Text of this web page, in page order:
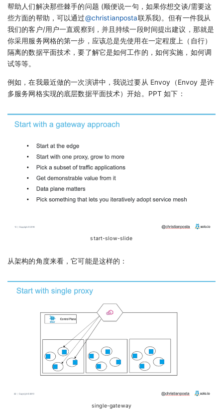
帮助人们解决那些棘手的问题 (顺便说一句，如果你想交谈/需要这
些方面的帮助，可以通过@christianposta联系我)。但有一件我从
我们的客户/用户一直观察到，并且持续一段时间提出建议，那就是
你采用服务网格的第一步，应该总是先使用在一定程度上（自行）
隔离的数据平面技术，要了解它是如何工作的，如何实施，如何调
试等等。
例如，在我最近做的一次演讲中，我说过要从 Envoy（Envoy 是许
多服务网格实现的底层数据平面技术）开始。PPT 如下：
start-slow-slide
从架构的角度来看，它可能是这样的：
single-gateway